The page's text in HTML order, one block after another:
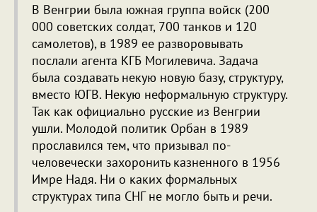
В Венгрии была южная группа войск (200
000 советских солдат, 700 танков и 120
самолетов), в 1989 ее разворовывать
послали агента КГБ Могилевича. Задача
была создавать некую новую базу, структуру,
вместо ЮГВ. Некую неформальную структуру.
Так как официально русские из Венгрии
ушли. Молодой политик Орбан в 1989
прославился тем, что призывал по-
человечески захоронить казненного в 1956
Имре Надя. Ни о каких формальных
структурах типа СНГ не могло быть и речи.